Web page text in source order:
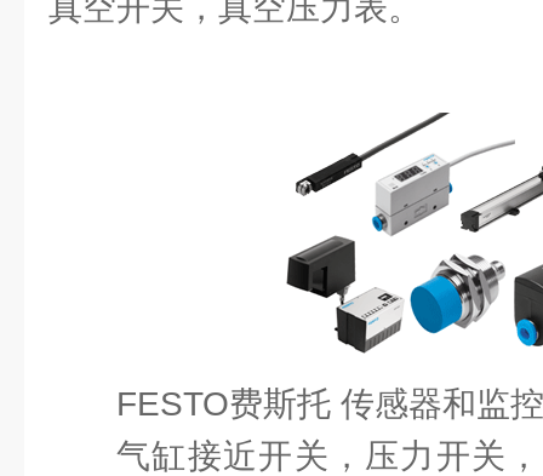
真空开关，真空压力表。
FESTO费斯托 传感器和监
气缸接近开关，压力开关